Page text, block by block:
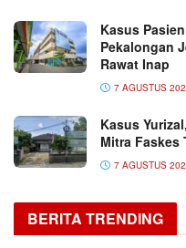
Kasus
Pekalongan
Rawat Inap
7 AGUSTUS
Kasus
Mitra Faskes
7 AGUSTUS
BERITA TRENDING